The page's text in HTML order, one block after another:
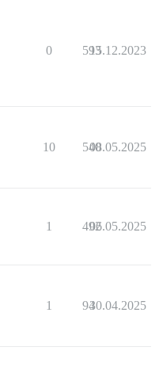
0 593
15.12.2023
10 540
08.05.2025
1 492
06.05.2025
1 9430.04.2025